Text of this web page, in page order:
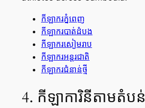
កីឡាករភ្នំពេញ
កីឡាករបាត់ដំបង
កីឡាករសៀមរាប
កីឡាករអន្តរជាតិ
កីឡាករជំនាន់ថ្មី
4. កីឡាការិនីតាមតំបន់